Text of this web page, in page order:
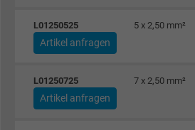
Laufzeit 1 Jahr
Zweck
Wird verwendet,
Benutzers auf
zu registrieren
L01250525 5 x 2,50 mm²
Artikel anfragen
L01250725 7 x 2,50 mm²
Artikel anfragen